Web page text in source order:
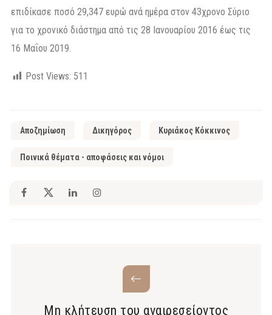
επιδίκασε ποσό 29,347 ευρώ ανά ημέρα στον 43χρονο Σύριο
για το χρονικό διάστημα από τις 28 Ιανουαρίου 2016 έως τις
16 Μαΐου 2019.
Post Views: 511
Αποζημίωση Δικηγόρος Κυριάκος Κόκκινος
Ποινικά θέματα - αποφάσεις και νόμοι
Μη κλήτευση του αναιρεσείοντος